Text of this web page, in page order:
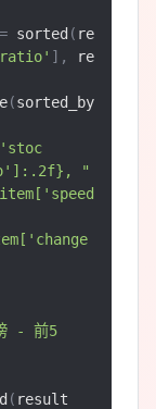
= sorted ( re
],
re
(sorted_by
"
- 前5
( result